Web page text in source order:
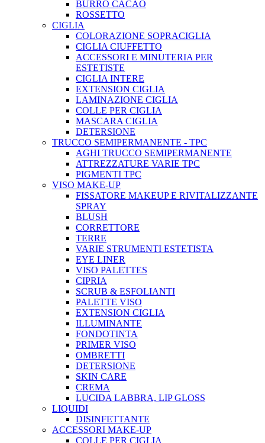
BURRO CACAO
ROSSETTO
CIGLIA
COLORAZIONE SOPRACIGLIA
CIGLIA CIUFFETTO
ACCESSORI E MINUTERIA PER
ESTETISTE
CIGLIA INTERE
EXTENSION CIGLIA
LAMINAZIONE CIGLIA
COLLE PER CIGLIA
MASCARA CIGLIA
DETERSIONE
TRUCCO SEMIPERMANENTE - TPC
AGHI TRUCCO SEMIPERMANENTE
ATTREZZATURE VARIE TPC
PIGMENTI TPC
VISO MAKE-UP
FISSATORE MAKEUP E RIVITALIZZANTE
SPRAY
BLUSH
CORRETTORE
TERRE
VARIE STRUMENTI ESTETISTA
EYE LINER
VISO PALETTES
CIPRIA
SCRUB & ESFOLIANTI
PALETTE VISO
EXTENSION CIGLIA
ILLUMINANTE
FONDOTINTA
PRIMER VISO
OMBRETTI
DETERSIONE
SKIN CARE
CREMA
LUCIDA LABBRA, LIP GLOSS
LIQUIDI
DISINFETTANTE
ACCESSORI MAKE-UP
COLLE PER CIGLIA